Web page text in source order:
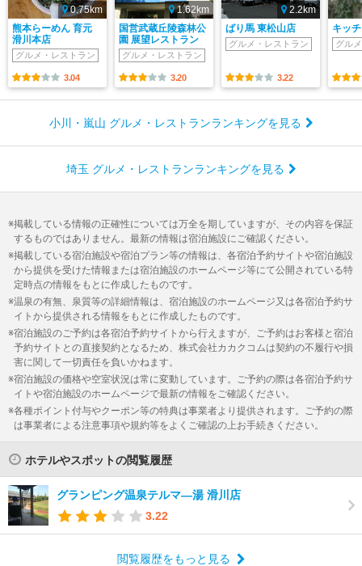
0.75km
熊本らーめん 育元
滑川本店
グルメ・レストラン
3.04
1.62km
国営武蔵丘陵森林公
園 展望レストラン
グルメ・レストラン
3.20
2.2km
ばり馬 東松山店
グルメ・レストラン
3.22
キッ
グル
小川・嵐山 グルメ・レストランランキングを見る
埼玉 グルメ・レストランランキングを見る
掲載している情報の正確性については万全を期していますが、その内容を保証
するものではありません。最新の情報は宿泊施設にご確認ください。
掲載している宿泊施設や宿泊プラン等の情報は、各宿泊予約サイトや宿泊施設
から提供を受けた情報または宿泊施設のホームページ等にて公開されている特
定時点の情報をもとに作成したものです。
温泉の有無、泉質等の詳細情報は、宿泊施設のホームページ又は各宿泊予約サ
イトから提供される情報をもとに作成したものです。
宿泊施設のご予約は各宿泊予約サイトから行えますが、ご予約はお客様と宿泊
予約サイトとの直接契約となるため、株式会社カカクコムは契約の不履行や損
害に関して一切責任を負いかねます。
宿泊施設の価格や空室状況は常に変動しています。ご予約の際は各宿泊予約サ
イトや宿泊施設のホームページで最新の情報をご確認ください。
各種ポイント付与やクーポン等の特典は事業者より提供されます。ご予約の際
は事業者による注意事項や規約等をよくご確認の上お手続きください。
ホテルやスポットの閲覧履歴
グランピング温泉テルマ―湯 滑川店
3.22
閲覧履歴をもっと見る